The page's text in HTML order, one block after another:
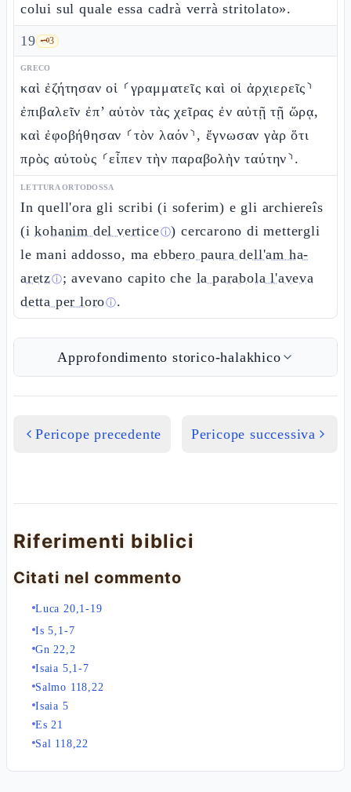
colui sul quale essa cadrà verrà stritolato».
19 🗝️3
GRECO
καὶ ἐζήτησαν οἱ ⸂γραμματεῖς καὶ οἱ ἀρχιερεῖς⸃
ἐπιβαλεῖν ἐπ’ αὐτὸν τὰς χεῖρας ἐν αὐτῇ τῇ ὥρᾳ,
καὶ ἐφοβήθησαν ⸂τὸν λαόν⸃, ἔγνωσαν γὰρ ὅτι
πρὸς αὐτοὺς ⸂εἶπεν τὴν παραβολὴν ταύτην⸃.
LETTURA ORTODOSSA
In quell'ora gli scribi (i soferim) e gli archiereîs
(ikohanim del verticeⓘ) cercarono di mettergli
le mani addosso, maebbero paura dell'am ha-
aretzⓘ; avevano capito che la parabola l'aveva
detta per loroⓘ.
Approfondimento storico-halakhico
Pericope precedente Pericope successiva
Riferimenti biblici
Citati nel commento
Luca 20,1-19
Is 5,1-7
Gn 22,2
Isaia 5,1-7
Salmo 118,22
Isaia 5
Es 21
Sal 118,22